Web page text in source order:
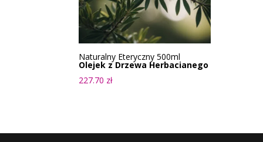
Naturalny Eteryczny 500ml
Olejek z Drzewa Herbacianego
227.70 zł